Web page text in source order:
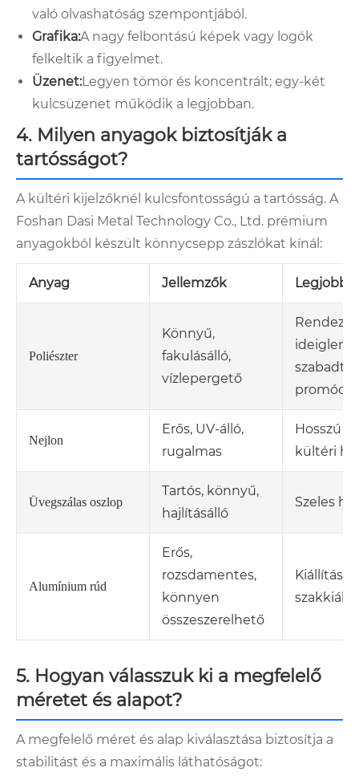
való olvashatóság szempontjából.
Grafika:A nagy felbontású képek vagy logók
felkeltik a figyelmet.
Üzenet:Legyen tömör és koncentrált; egy-két
kulcsüzenet működik a legjobban.
4. Milyen anyagok biztosítják a
tartósságot?
A kültéri kijelzőknél kulcsfontosságú a tartósság. A
Foshan Dasi Metal Technology Co., Ltd. prémium
anyagokból készült könnycsepp zászlókat kínál:
Anyag Jellemzők Legjobb
Poliészter
Könnyű,
fakulásálló,
vízlepergető
promóció
Nejlon
Erős, UV-álló,
rugalmas
Hosszú
kültéri
Üvegszálas oszlop
Tartós, könnyű,
hajlításálló
Szeles
Alumínium rúd
Erős,
rozsdamentes,
könnyen
összeszerelhető
5. Hogyan válasszuk ki a megfelelő
méretet és alapot?
A megfelelő méret és alap kiválasztása biztosítja a
stabilitást és a maximális láthatóságot: